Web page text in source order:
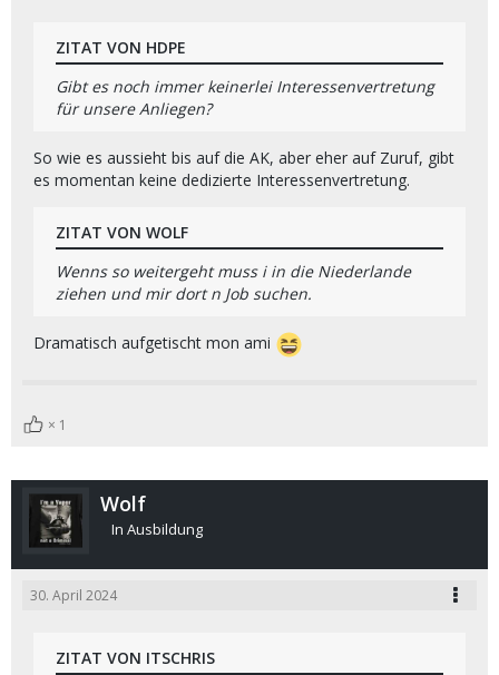
ZITAT VON HDPE
Gibt es noch immer keinerlei Interessenvertretung
für unsere Anliegen?
So wie es aussieht bis auf die AK, aber eher auf Zuruf, gibt
es momentan keine dedizierte Interessenvertretung.
ZITAT VON WOLF
Wenns so weitergeht muss i in die Niederlande
ziehen und mir dort n Job suchen.
Dramatisch aufgetischt mon ami
1
Wolf
In Ausbildung
30. April 2024
ZITAT VON ITSCHRIS